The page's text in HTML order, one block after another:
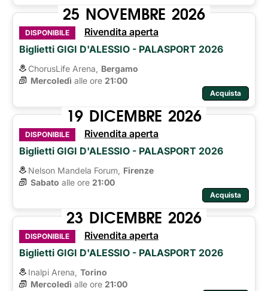
25 NOVEMBRE 2026
DISPONIBILE
Rivendita aperta
Biglietti GIGI D'ALESSIO - PALASPORT 2026
ChorusLife Arena,
Bergamo
Mercoledì alle ore 21:00
Acquista
19 DICEMBRE 2026
DISPONIBILE
Rivendita aperta
Biglietti GIGI D'ALESSIO - PALASPORT 2026
Nelson Mandela Forum, Firenze
Sabato alle ore 21:00
Acquista
23 DICEMBRE 2026
DISPONIBILE
Rivendita aperta
Biglietti GIGI D'ALESSIO - PALASPORT 2026
Inalpi Arena, Torino
Mercoledì alle ore 21:00